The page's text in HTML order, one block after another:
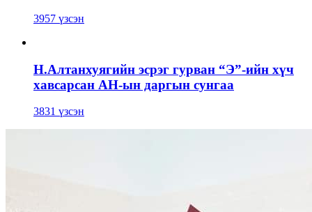
3957 үзсэн
Н.Алтанхуягийн эсрэг гурван “Э”-ийн хүч
хавсарсан АН-ын даргын сунгаа
3831 үзсэн